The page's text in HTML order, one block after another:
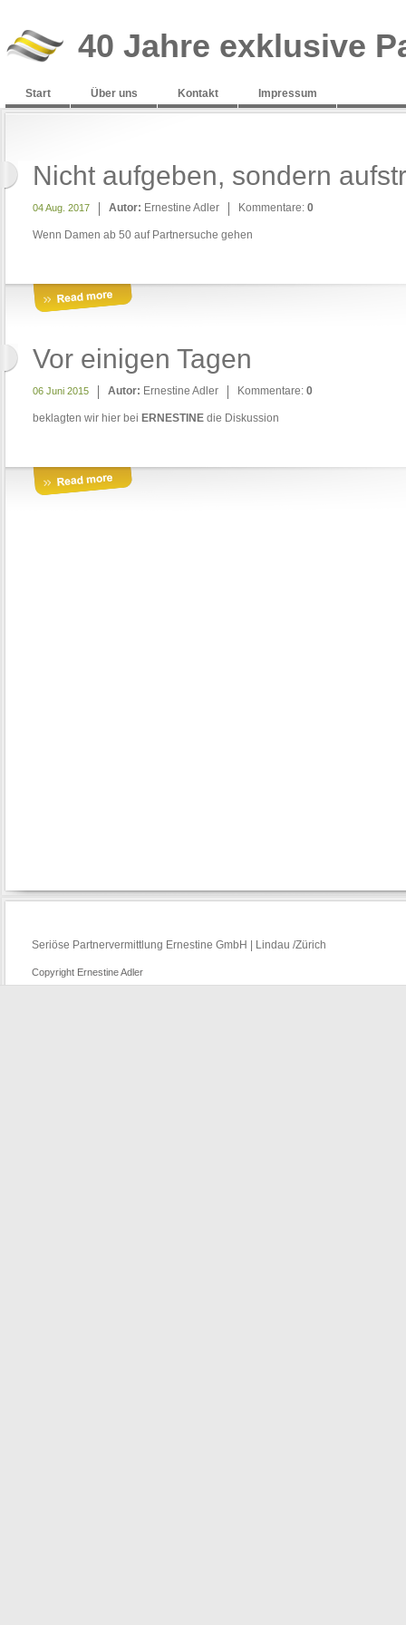
40 Jahre exklusive
Start Über uns Kontakt Impressum
Nicht aufgeben, sondern
04 Aug. 2017 Autor: Ernestine Adler Kommentare: 0
Wenn Damen ab 50 auf Partnersuche gehen
Vor einigen Tagen
06 Juni 2015 Autor: Ernestine Adler Kommentare: 0
beklagten wir hier bei ERNESTINE die Diskussion
Seriöse Partnervermittlung Ernestine GmbH | Lindau /Zürich
Copyright Ernestine Adler